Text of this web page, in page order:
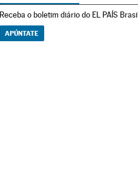
Receba o boletim diário do EL PAÍS Brasil
APÚNTATE